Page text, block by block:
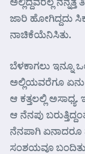
ಜಾರಿ ಹೋಗಿದ್ದದು
ನಾಚಿಕೆಯೆನಿಸಿತು.
ಬೆಳಕಾಗಲು ಇನ್ನೂ
ಅಲ್ಲಿಯವರೆಗೂ
ಆ ಕತ್ತಲಲ್ಲಿ ಅಸಾಧ್ಯ.
ಆ ನೆನಪು
ನೆನಪಾಗಿ
ಸಂಶಯವೂ